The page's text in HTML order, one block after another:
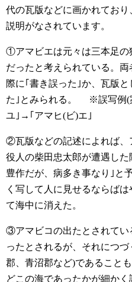
代の瓦版などに画かれてお
説明がなされています。
①アマビエは元々は三本足の
だったと考えられている。
際に｢書き誤った｣か、瓦版
た｣とみられる。
※誤写例(
ユ｣→｢アマヒ(ビ)エ｣
②瓦版などの記述によれば、
役人の柴田忠太郎が遭遇し
豊作だが、病多き事なり｣と
く写して人に見せるならば
て海中に消えた。
③アマビコの出たとされてい
ったとされるが、それにつ
郡、青沼郡など)であること
どこの海であったかが細かく